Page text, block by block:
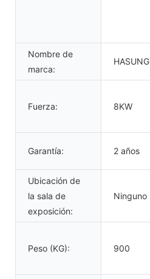
Nombre de
marca:
HASUNG
Fuerza: 8KW
Garantía: 2 años
Ubicación de
la sala de
exposición:
Ninguno
Peso (KG): 900